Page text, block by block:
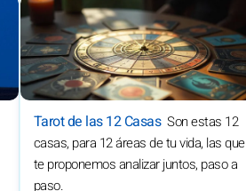
Tarot de las 12 Casas Son estas 12
casas, para 12 áreas de tu vida, las que
te proponemos analizar juntos, paso a
paso.